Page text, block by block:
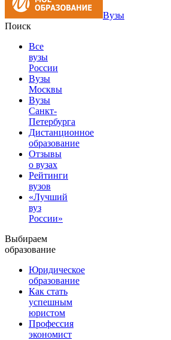
Вузы
Поиск
Все
вузы
России
Вузы
Москвы
Вузы
Санкт-
Петербурга
Дистанционное
образование
Отзывы
о вузах
Рейтинги
вузов
«Лучший
вуз
России»
Выбираем
образование
Юридическое
образование
Как стать
успешным
юристом
Профессия
экономист